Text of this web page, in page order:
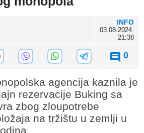
INFO
03.08.2024.
21:38
0
agencija kaznila je
rezervacije Buking sa
zbog zloupotrebe
na tržištu u zemlji u